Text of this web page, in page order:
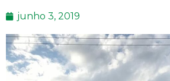
junho 3, 2019